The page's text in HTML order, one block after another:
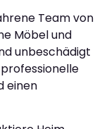
Team von
Möbel und
unbeschädigt
einen